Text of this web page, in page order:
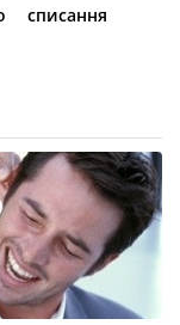
списання